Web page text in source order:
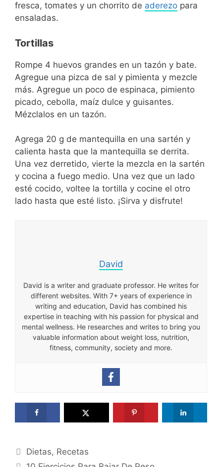
fresca, tomates y un chorrito de aderezo para
ensaladas.
Tortillas
Rompe 4 huevos grandes en un tazón y bate.
Agregue una pizca de sal y pimienta y mezcle
más. Agregue un poco de espinaca, pimiento
picado, cebolla, maíz dulce y guisantes.
Mézclalos en un tazón.
Agrega 20 g de mantequilla en una sartén y
calienta hasta que la mantequilla se derrita.
Una vez derretido, vierte la mezcla en la sartén
y cocina a fuego medio. Una vez que un lado
esté cocido, voltee la tortilla y cocine el otro
lado hasta que esté listo. ¡Sirva y disfrute!
David
David is a writer and graduate professor. He writes for
different websites. With 7+ years of experience in
writing and education, David has combined his
expertise in teaching with his passion for physical and
mental wellness. He researches and writes to bring you
valuable information about weight loss, nutrition,
fitness, community, society and more.
Categories
Dietas, Recetas